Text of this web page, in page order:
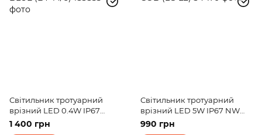
Світильник тротуарний
врізний LED 0.4W IP67
BLUE (BY-14/6)
1 400 грн
Світильник тротуарний
врізний LED 5W IP67 NW
COB (LG-22)
990 грн